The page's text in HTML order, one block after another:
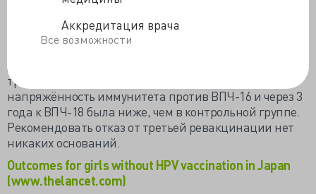
Аккредитация врача
Все возможности
сделать только две прививки из трёх, поможет ли?
Поможет, но не от всех ВПЧ, выяснили канадские
специалисты. Через месяц после введения второй
дозы иммунный ответ был не ниже, чем в группе
трёхкратно вакцинированных. А через 2 года
напряжённость иммунитета против ВПЧ-16 и через 3
года к ВПЧ-18 была ниже, чем в контрольной группе.
Рекомендовать отказ от третьей ревакцинации нет
никаких оснований.
Outcomes for girls without HPV vaccination in Japan
(www.thelancet.com)